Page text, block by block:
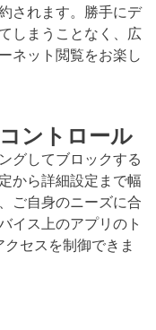
されます。勝手にデ
しまうことなく、広
ネット閲覧をお楽し
ントロール
グしてブロックする
から詳細設定まで幅
ご自身のニーズに合
イス上のアプリのト
セスを制御できま